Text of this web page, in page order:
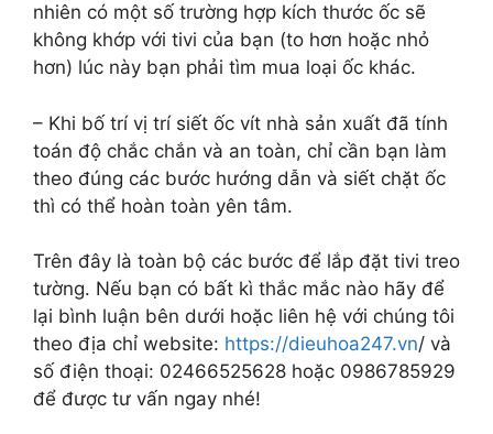
nhiên có một số trường hợp kích thước ốc sẽ
không khớp với tivi của bạn (to hơn hoặc nhỏ
hơn) lúc này bạn phải tìm mua loại ốc khác.
– Khi bố trí vị trí siết ốc vít nhà sản xuất đã tính
toán độ chắc chắn và an toàn, chỉ cần bạn làm
theo đúng các bước hướng dẫn và siết chặt ốc
thì có thể hoàn toàn yên tâm.
Trên đây là toàn bộ các bước để lắp đặt tivi treo
tường. Nếu bạn có bất kì thắc mắc nào hãy để
lại bình luận bên dưới hoặc liên hệ với chúng tôi
theo địa chỉ website: https://dieuhoa247.vn/ và
số điện thoại: 02466525628 hoặc 0986785929
để được tư vấn ngay nhé!​